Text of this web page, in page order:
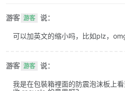
游客 游客 说：
可以加英文的缩小吗，比如plz，
游客 游客 说：
我是在包裝箱裡面的防震泡沫板上